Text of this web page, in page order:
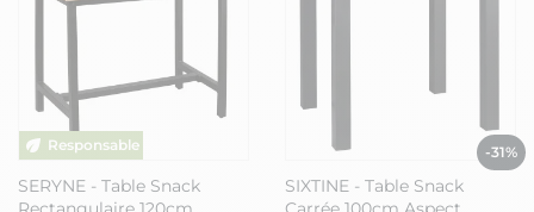
SERYNE - Table Snack
-31%
SIXTINE - Table Snack